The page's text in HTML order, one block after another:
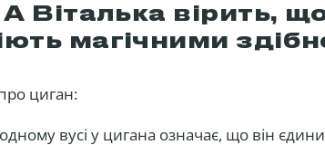
Віталька вірить,
магічними
циган:
вусі у цигана означає, що він